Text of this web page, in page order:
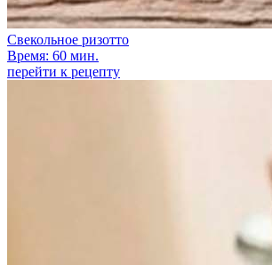
Свекольное ризотто
Время: 60 мин.
перейти к рецепту